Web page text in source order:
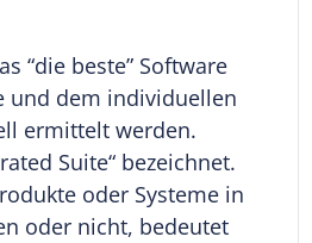
“die beste” Software
und dem individuellen
ermittelt werden.
Suite“ bezeichnet.
oder Systeme in
oder nicht, bedeutet